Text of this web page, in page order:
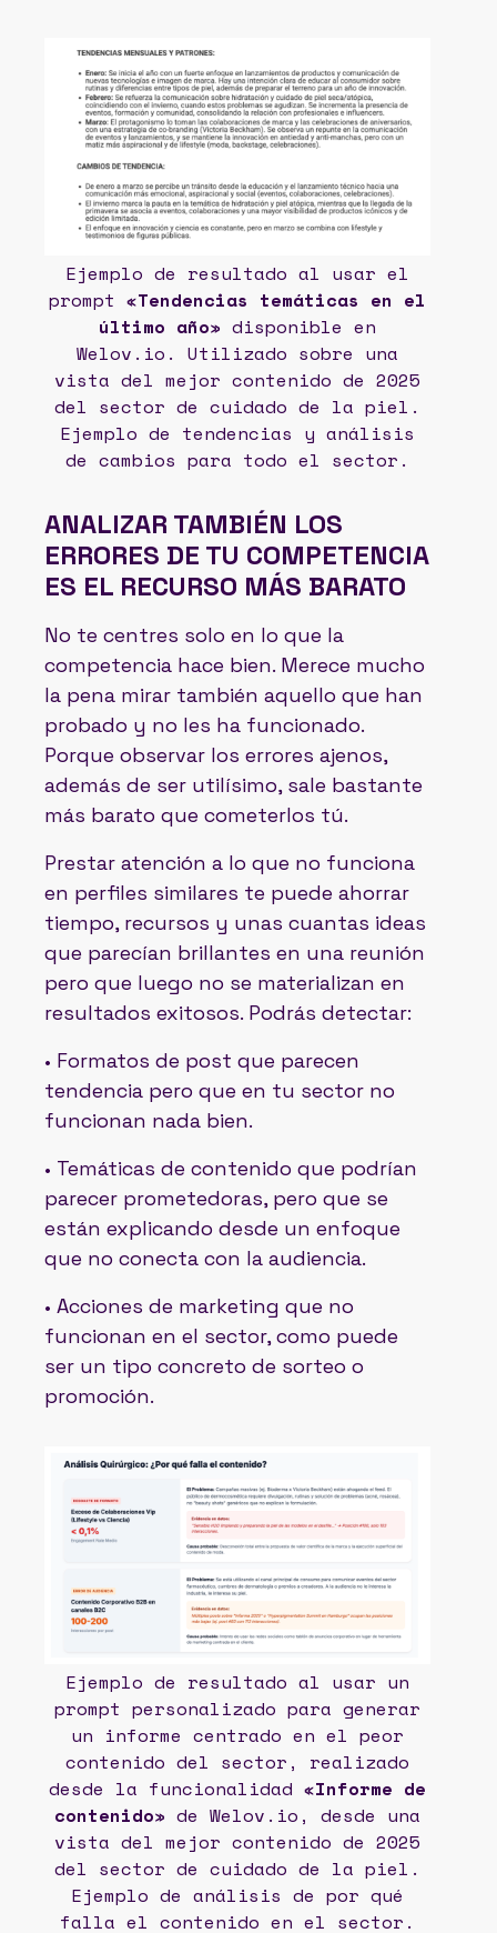
Ejemplo de resultado al usar el
prompt «Tendencias temáticas en el
último año» disponible en
Welov.io. Utilizado sobre una
vista del mejor contenido de 2025
del sector de cuidado de la piel.
Ejemplo de tendencias y análisis
de cambios para todo el sector.
ANALIZAR TAMBIÉN LOS
ERRORES DE TU COMPETENCIA
ES EL RECURSO MÁS BARATO
No te centres solo en lo que la
competencia hace bien. Merece mucho
la pena mirar también aquello que han
probado y no les ha funcionado.
Porque observar los errores ajenos,
además de ser utilísimo, sale bastante
más barato que cometerlos tú.
Prestar atención a lo que no funciona
en perfiles similares te puede ahorrar
tiempo, recursos y unas cuantas ideas
que parecían brillantes en una reunión
pero que luego no se materializan en
resultados exitosos. Podrás detectar:
• Formatos de post que parecen
tendencia pero que en tu sector no
funcionan nada bien.
• Temáticas de contenido que podrían
parecer prometedoras, pero que se
están explicando desde un enfoque
que no conecta con la audiencia.
• Acciones de marketing que no
funcionan en el sector, como puede
ser un tipo concreto de sorteo o
promoción.
Ejemplo de resultado al usar un
prompt personalizado para generar
un informe centrado en el peor
contenido del sector, realizado
desde la funcionalidad «Informe de
contenido» de Welov.io, desde una
vista del mejor contenido de 2025
del sector de cuidado de la piel.
Ejemplo de análisis de por qué
falla el contenido en el sector.